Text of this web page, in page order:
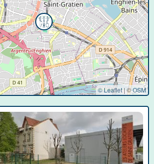
© Leaflet | ©OSM